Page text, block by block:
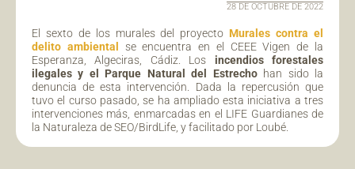
28 DE OCTUBRE DE 2022
El sexto de los murales del proyectoMurales contra el
delito ambiental
se encuentra en el CEEE Vigen de la
Esperanza, Algeciras, Cádiz. Los incendios forestales
ilegales y el Parque Natural del Estrecho han sido la
denuncia de esta intervención. Dada la repercusión que
tuvo el curso pasado, se ha ampliado esta iniciativa a tres
intervenciones más, enmarcadas en el LIFE Guardianes de
la Naturaleza de SEO/BirdLife, y facilitado por Loubé.